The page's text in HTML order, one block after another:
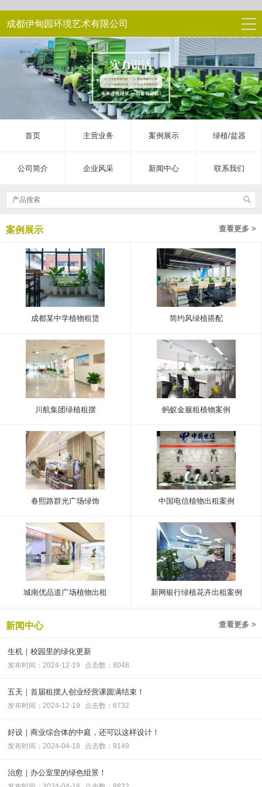
成都伊甸园环境艺术有限公司
首页 主营业务 案例展示 绿植/盆器
公司简介 企业风采 新闻中心 联系我们
查看更多 >
案例展示
成都某中学植物租赁 简约风绿植搭配
川航集团绿植租摆 蚂蚁金服租植物案例
春熙路群光广场绿饰 中国电信植物出租案例
城南优品道广场植物出租 新网银行绿植花卉出租案例
查看更多 >
新闻中心
生机｜校园里的绿化更新
发布时间：2024-12-19 点击数：8048
五天｜首届租摆人创业经营课圆满结束！
发布时间：2024-12-19 点击数：6732
好设｜商业综合体的中庭，还可以这样设计！
发布时间：2024-04-18 点击数：9149
治愈｜办公室里的绿色组景！